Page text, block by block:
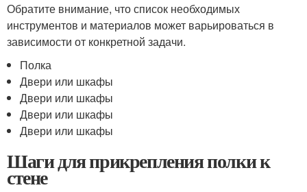
Обратите внимание, что список необходимых
инструментов и материалов может варьироваться в
зависимости от конкретной задачи.
Полка
Двери или шкафы
Двери или шкафы
Двери или шкафы
Двери или шкафы
Шаги для прикрепления полки к
стене